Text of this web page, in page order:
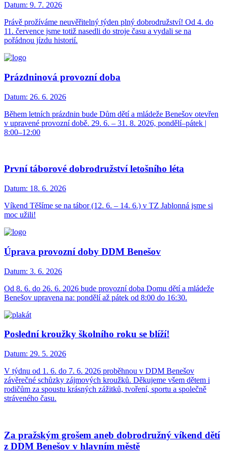
Datum: 9. 7. 2026
Právě prožíváme neuvěřitelný týden plný dobrodružství! Od 4. do
11. července jsme totiž nasedli do stroje času a vydali se na
pořádnou jízdu historií.
Prázdninová provozní doba
Datum: 26. 6. 2026
Během letních prázdnin bude Dům dětí a mládeže Benešov otevřen
v upravené provozní době. 29. 6. – 31. 8. 2026, pondělí–pátek |
8:00–12:00
První táborové dobrodružství letošního léta
Datum: 18. 6. 2026
Víkend Těšíme se na tábor (12. 6. – 14. 6.) v TZ Jablonná jsme si
moc užili!
Úprava provozní doby DDM Benešov
Datum: 3. 6. 2026
Od 8. 6. do 26. 6. 2026 bude provozní doba Domu dětí a mládeže
Benešov upravena na: pondělí až pátek od 8:00 do 16:30.
Poslední kroužky školního roku se blíží!
Datum: 29. 5. 2026
V týdnu od 1. 6. do 7. 6. 2026 proběhnou v DDM Benešov
závěrečné schůzky zájmových kroužků. Děkujeme všem dětem i
rodičům za spoustu krásných zážitků, tvoření, sportu a společně
stráveného času.
Za pražským grošem aneb dobrodružný víkend dětí
z DDM Benešov v hlavním městě